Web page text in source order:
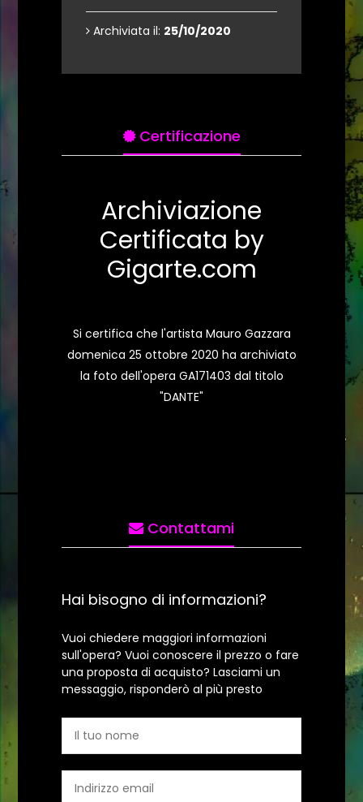
Archiviata il: 25/10/2020
Certificazione
Archiviazione
Certificata by
Gigarte.com
Si certifica che l'artista Mauro Gazzara
domenica 25 ottobre 2020 ha archiviato
la foto dell'opera GA171403 dal titolo
"DANTE"
Contattami
Hai bisogno di informazioni?
Vuoi chiedere maggiori informazioni
sull'opera? Vuoi conoscere il prezzo o fare
una proposta di acquisto? Lasciami un
messaggio, risponderò al più presto